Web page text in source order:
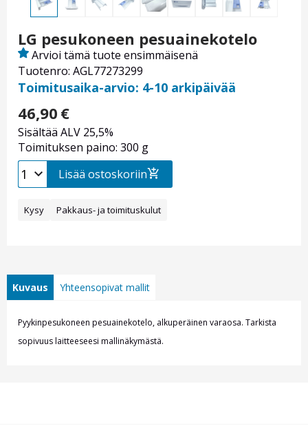
LG pesukoneen pesuainekotelo
Tuotenro: AGL77273299
Arvioi tämä tuote ensimmäisenä
Toimitusaika-arvio: 4-10 arkipäivää
46,90 €
Sisältää ALV 25,5%
Toimituksen paino: 300 g
Lisää ostoskoriin
Kysy Pakkaus- ja toimituskulut
Kuvaus Yhteensopivat mallit
Pyykinpesukoneen pesuainekotelo, alkuperäinen varaosa. Tarkista
sopivuus laitteeseesi mallinäkymästä.